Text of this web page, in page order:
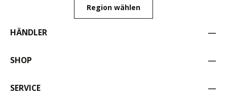
Region wählen
HÄNDLER
SHOP
SERVICE